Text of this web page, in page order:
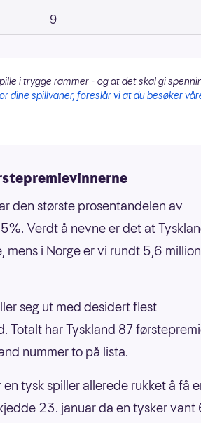
9
i trygge rammer - og at det skal gi
dine spillvaner, foreslår vi at du besøker
den største prosentandelen av
Verdt å nevne er det at
mens i Norge er vi rundt 5,6
seg ut med desidert flest
Totalt har Tyskland 87
nummer to på lista.
tysk spiller allerede rukket å få
23. januar da en tysker